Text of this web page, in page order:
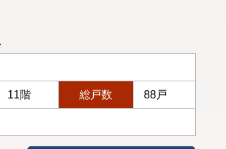
11階 総戸数 88戸